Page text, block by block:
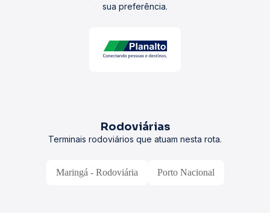
sua preferência.
Rodoviárias
Terminais rodoviários que atuam nesta rota.
Maringá - Rodoviária Porto Nacional